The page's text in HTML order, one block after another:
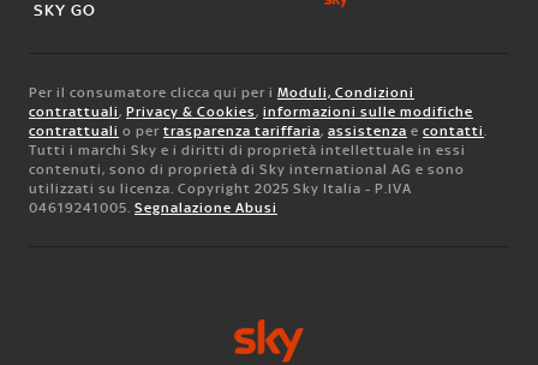
SKY GO
Per il consumatore clicca qui per i Moduli, Condizioni
contrattuali, Privacy & Cookies, informazioni sulle modifiche
contrattuali o per trasparenza tariffaria, assistenza e contatti.
Tutti i marchi Sky e i diritti di proprietà intellettuale in essi
contenuti, sono di proprietà di Sky international AG e sono
utilizzati su licenza. Copyright 2025 Sky Italia - P.IVA
04619241005. Segnalazione Abusi